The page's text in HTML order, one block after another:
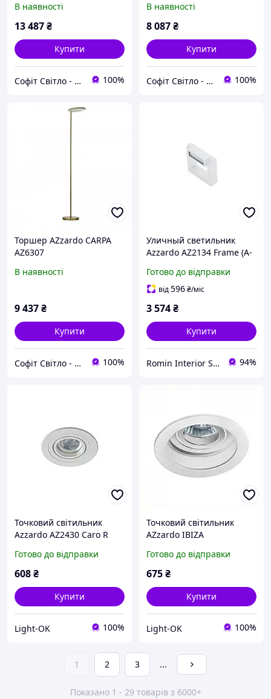
В наявності
13 487₴
Купити
Софіт Світло - магазин світильників 100%
В наявності
8 087₴
Купити
Софіт Світло - магазин світильників 100%
Торшер AZzardo CARPA
AZ6307
В наявності
9 437₴
Купити
Софіт Світло - магазин світильників 100%
Уличный светильник
Azzardo AZ2134 Frame (A-
Готово до відправки
від596₴/міс
3 574₴
Купити
Romin Interior Store 94%
Точковий світильник
Azzardo AZ2430 Caro R
Готово до відправки
608₴
Купити
Light-OK 100%
Точковий світильник
AZzardo IBIZA
Готово до відправки
675₴
Купити
Light-OK 100%
1 2 3 ...
Показано 1 - 29 товарів з 6000+